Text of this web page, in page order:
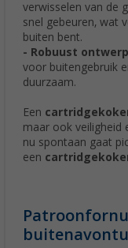
verwisselen van de
snel gebeuren, wat
buiten bent.
- Robuust
voor buitengebruik
duurzaam.
Een
maar ook veiligheid
nu spontaan gaat
een